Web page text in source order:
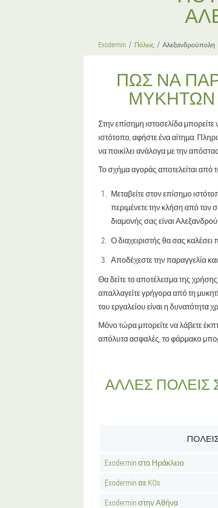
Exodermin Πόλεις Αλεξανδρούπολη
ΠΏΣ ΝΑ
ΜΥΚΉΤΩΝ
Στην επίσημη ιστοσελίδα
ιστότοπο, αφήστε ένα αίτημα.
να ποικίλει ανάλογα με την
Το σχήμα αγοράς αποτελείται από
Μεταβείτε στον επίσημο
περιμένετε την κλήση από τον
διαμονής σας είναι
Ο διαχειριστής θα σας καλέσει
Αποδέχεστε την παραγγελία
Θα δείτε το αποτέλεσμα της
απαλλαγείτε γρήγορα από τη
του εργαλείου είναι η δυνατότητα
Μόνο τώρα μπορείτε να λάβετε
απόλυτα ασφαλές, το φάρμακο
ΆΛΛΕΣ
Exodermin στο Ηράκλειο
Exodermin σε KOs
Exodermin στην Αθήνα